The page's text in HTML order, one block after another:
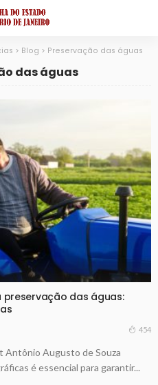
> Blog > Preservação das águas
das águas
das águas:
454
Antônio Augusto de Souza
é essencial para garantir...